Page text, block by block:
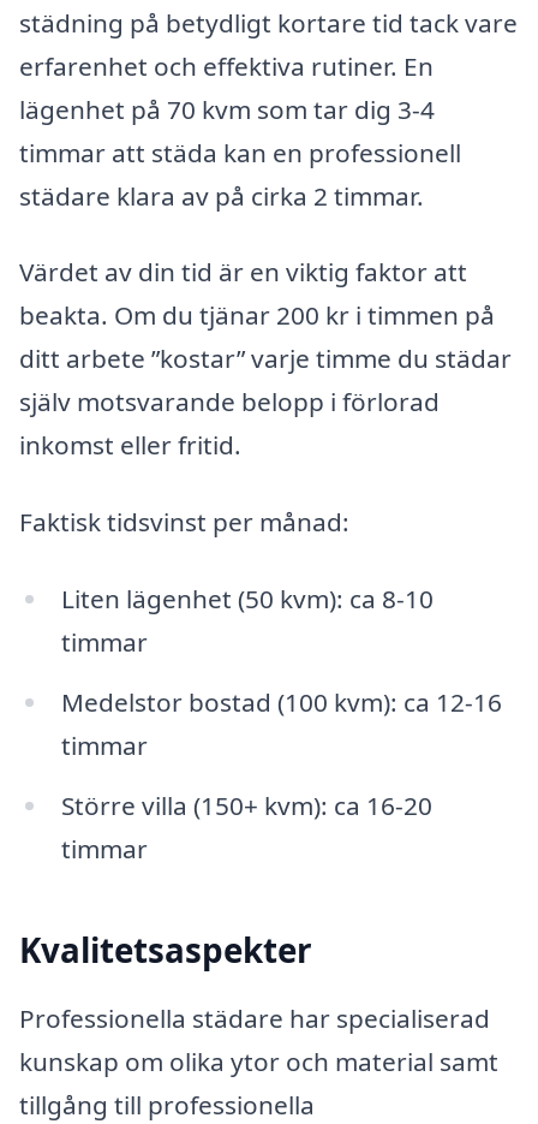
städning på betydligt kortare tid tack vare
erfarenhet och effektiva rutiner. En
lägenhet på 70 kvm som tar dig 3-4
timmar att städa kan en professionell
städare klara av på cirka 2 timmar.
Värdet av din tid är en viktig faktor att
beakta. Om du tjänar 200 kr i timmen på
ditt arbete ”kostar” varje timme du städar
själv motsvarande belopp i förlorad
inkomst eller fritid.
Faktisk tidsvinst per månad:
Liten lägenhet (50 kvm): ca 8-10
timmar
Medelstor bostad (100 kvm): ca 12-16
timmar
Större villa (150+ kvm): ca 16-20
timmar
Kvalitetsaspekter
Professionella städare har specialiserad
kunskap om olika ytor och material samt
tillgång till professionella